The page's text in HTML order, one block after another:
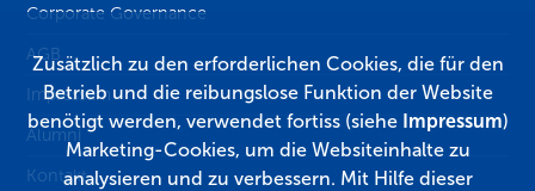
Corporate Governance
AGB
Impressum
Alumni
Kontakt
Zusätzlich zu den erforderlichen Cookies, die für den
Betrieb und die reibungslose Funktion der Website
benötigt werden, verwendet fortiss (siehe Impressum)
Marketing-Cookies, um die Websiteinhalte zu
analysieren und zu verbessern. Mit Hilfe dieser